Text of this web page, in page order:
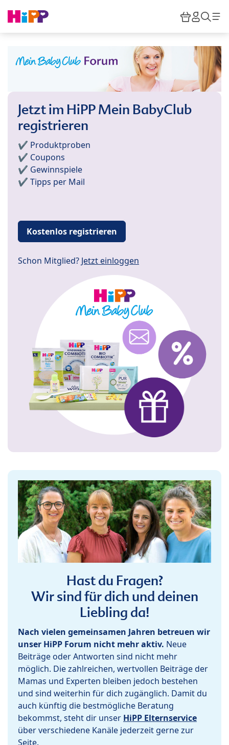
HiPP
Jetzt im HiPP Mein BabyClub
registrieren
✔️ Produktproben
✔️ Coupons
✔️ Gewinnspiele
✔️ Tipps per Mail
Kostenlos registrieren
Schon Mitglied? Jetzt einloggen
Hast du Fragen?
Wir sind für dich und deinen
Liebling da!
Nach vielen gemeinsamen Jahren betreuen wir
unser HiPP Forum nicht mehr aktiv. Neue
Beiträge oder Antworten sind nicht mehr
möglich. Die zahlreichen, wertvollen Beiträge der
Mamas und Experten bleiben jedoch bestehen
und sind weiterhin für dich zugänglich. Damit du
auch künftig die bestmögliche Beratung
bekommst, steht dir unser HiPP Elternservice
über verschiedene Kanäle jederzeit gerne zur
Seite.